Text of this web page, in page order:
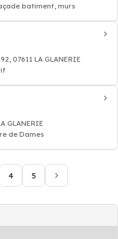
batiment, murs
07611 LA GLANERIE
GLANERIE
de Dames
4 5